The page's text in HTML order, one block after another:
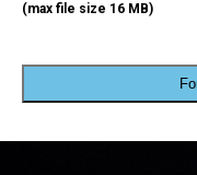
(max file size 16 MB)